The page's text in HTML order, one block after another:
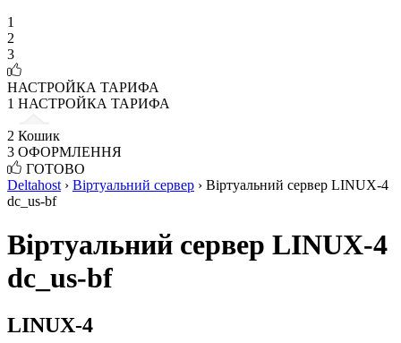
1
2
3
НАСТРОЙКА ТАРИФА
1 НАСТРОЙКА ТАРИФА
2 Кошик
3 ОФОРМЛЕННЯ
ГОТОВО
Deltahost › Віртуальний сервер › Віртуальний сервер LINUX-4
dc_us-bf
Віртуальний сервер LINUX-4
dc_us-bf
LINUX-4